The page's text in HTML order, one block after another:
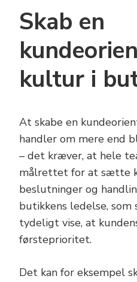
Skab en
kultur i
At skabe en
handler om mere end
– det kræver, at hele
målrettet for at sætte
beslutninger og
butikkens ledelse, som
tydeligt vise, at
førsteprioritet.
Det kan for eksempel